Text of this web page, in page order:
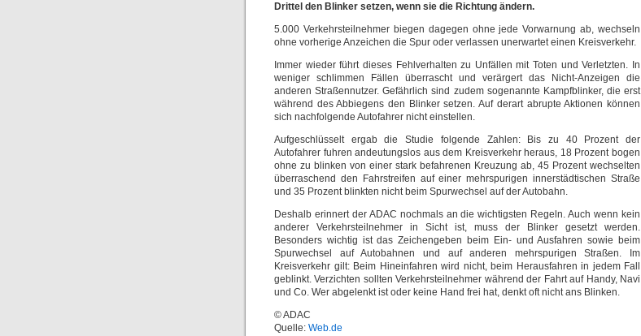
Drittel den Blinker setzen, wenn sie die Richtung ändern.
5.000 Verkehrsteilnehmer biegen dagegen ohne jede Vorwarnung ab, wechseln
ohne vorherige Anzeichen die Spur oder verlassen unerwartet einen Kreisverkehr.
Immer wieder führt dieses Fehlverhalten zu Unfällen mit Toten und Verletzten. In
weniger schlimmen Fällen überrascht und verärgert das Nicht-Anzeigen die
anderen Straßennutzer. Gefährlich sind zudem sogenannte Kampfblinker, die erst
während des Abbiegens den Blinker setzen. Auf derart abrupte Aktionen können
sich nachfolgende Autofahrer nicht einstellen.
Aufgeschlüsselt ergab die Studie folgende Zahlen: Bis zu 40 Prozent der
Autofahrer fuhren andeutungslos aus dem Kreisverkehr heraus, 18 Prozent bogen
ohne zu blinken von einer stark befahrenen Kreuzung ab, 45 Prozent wechselten
überraschend den Fahrstreifen auf einer mehrspurigen innerstädtischen Straße
und 35 Prozent blinkten nicht beim Spurwechsel auf der Autobahn.
Deshalb erinnert der ADAC nochmals an die wichtigsten Regeln. Auch wenn kein
anderer Verkehrsteilnehmer in Sicht ist, muss der Blinker gesetzt werden.
Besonders wichtig ist das Zeichengeben beim Ein- und Ausfahren sowie beim
Spurwechsel auf Autobahnen und auf anderen mehrspurigen Straßen. Im
Kreisverkehr gilt: Beim Hineinfahren wird nicht, beim Herausfahren in jedem Fall
geblinkt. Verzichten sollten Verkehrsteilnehmer während der Fahrt auf Handy, Navi
und Co. Wer abgelenkt ist oder keine Hand frei hat, denkt oft nicht ans Blinken.
© ADAC
Quelle: Web.de